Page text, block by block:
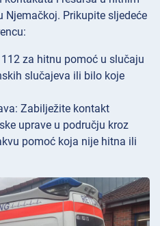
Prikupite sljedeće
za hitnu pomoć u slučaju
slučajeva ili bilo koje
Zabilježite kontakt
uprave u području kroz
pomoć koja nije hitna ili